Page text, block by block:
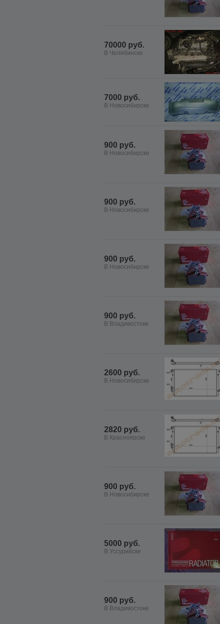
70000 руб.
В Челябинске
7000 руб.
В Новосибирске
900 руб.
В Новосибирске
900 руб.
В Новосибирске
900 руб.
В Новосибирске
900 руб.
В Владивостоке
2600 руб.
В Новосибирске
2820 руб.
В Красноярске
900 руб.
В Новосибирске
5000 руб.
В Уссурийске
900 руб.
В Владивостоке